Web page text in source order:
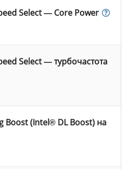
Select — Core Power
Select — турбочастота
Boost (Intel® DL Boost) на